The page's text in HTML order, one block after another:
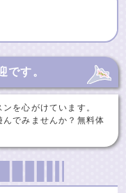
です。
を心がけています。
でみませんか？無料体